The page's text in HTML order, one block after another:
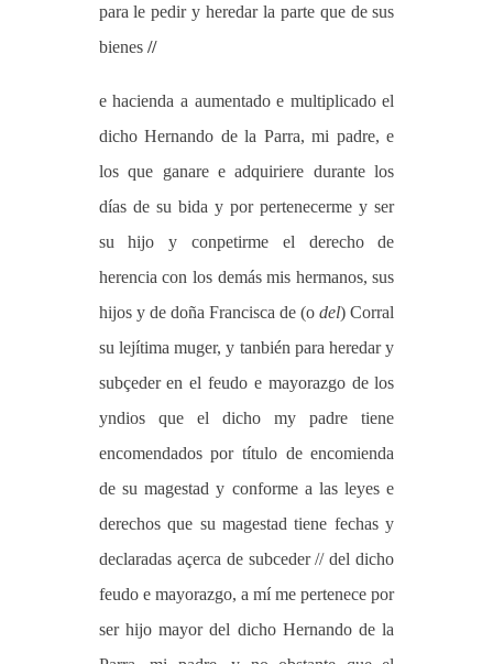
para le pedir y heredar la parte que de sus
bienes//
e hacienda a aumentado e multiplicado el
dicho Hernando de la Parra, mi padre, e
los que ganare e adquiriere durante los
días de su bida y por pertenecerme y ser
su hijo y conpetirme el derecho de
herencia con los demás mis hermanos, sus
hijos y de doña Francisca de (odel) Corral
su lejítima muger, y tanbién para heredar y
subçeder en el feudo e mayorazgo de los
yndios que el dicho my padre tiene
encomendados por título de encomienda
de su magestad y conforme a las leyes e
derechos que su magestad tiene fechas y
declaradas açerca de subceder // del dicho
feudo e mayorazgo, a mí me pertenece por
ser hijo mayor del dicho Hernando de la